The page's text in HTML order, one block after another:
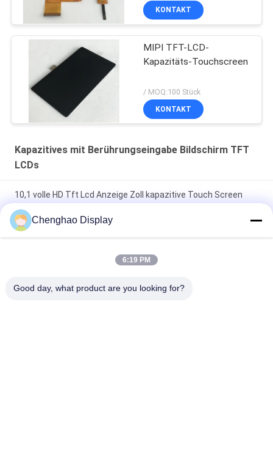
KONTAKT
MIPI TFT-LCD-
Kapazitäts-Touchscreen
/ MOQ:100 Stück
KONTAKT
Kapazitives mit Berührungseingabe Bildschirm TFT
LCDs
10,1 volle HD Tft Lcd Anzeige Zoll kapazitive Touch Screen
Modul-800*1280
3.5" CTP-Industrial Capacitive Touchscreen 320x480
RGB-Schnittstelle
Chenghao Display
6:19 PM
Good day, what product are you looking for?